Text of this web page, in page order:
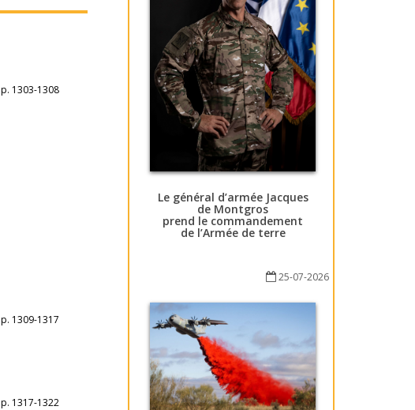
p. 1303-1308
p. 1309-1317
p. 1317-1322
Le général d’armée Jacques
de Montgros
prend le commandement
de l’Armée de terre
25-07-2026